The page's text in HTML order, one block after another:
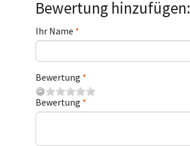
Bewertung hinzufügen:
Ihr Name
Bewertung
Bewertung